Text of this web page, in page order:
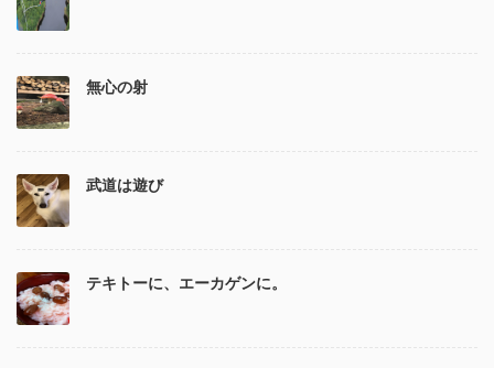
無心の射
武道は遊び
テキトーに、エーカゲンに。